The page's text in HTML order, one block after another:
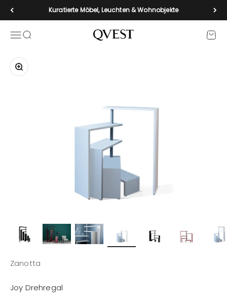
Zum Inhalt springenKuratierte Möbel, Leuchten & Wohnobjekte
Navigationsmenü öffnen
Suche öffnen qvest-de
Bild vergrößern
Zanotta
Joy Drehregal